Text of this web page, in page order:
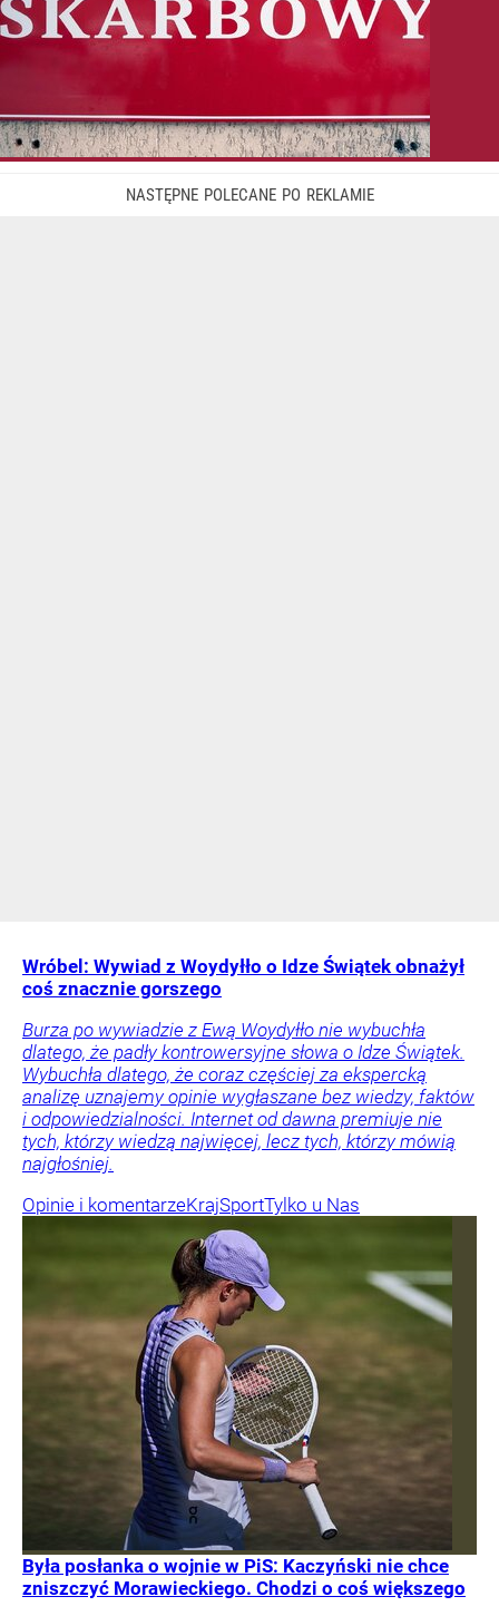
Wróbel: Wywiad z Woydyłło o Idze Świątek obnażył
coś znacznie gorszego
Burza po wywiadzie z Ewą Woydyłło nie wybuchła
dlatego, że padły kontrowersyjne słowa o Idze Świątek.
Wybuchła dlatego, że coraz częściej za ekspercką
analizę uznajemy opinie wygłaszane bez wiedzy, faktów
i odpowiedzialności. Internet od dawna premiuje nie
tych, którzy wiedzą najwięcej, lecz tych, którzy mówią
najgłośniej.
Opinie i komentarzeKrajSportTylko u Nas
Była posłanka o wojnie w PiS: Kaczyński nie chce
zniszczyć Morawieckiego. Chodzi o coś większego